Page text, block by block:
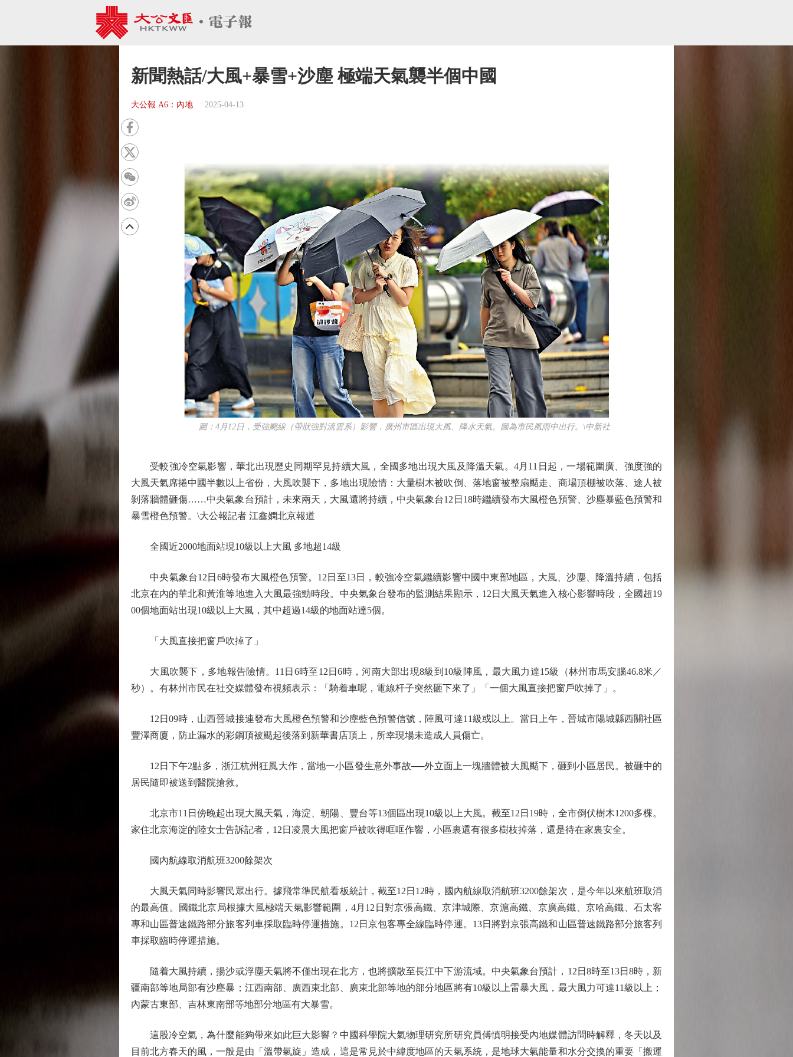
新聞熱話/大風+暴雪+沙塵 極端天氣襲半個中國
大公報 A6：內地 2025-04-13
圖：4月12日，受強颮線（帶狀強對流雲系）影響，廣州市區出現大風、降水天氣。圖為市民風雨中出行。\中新社
受較強冷空氣影響，華北出現歷史同期罕見持續大風，全國多地出現大風及降溫天氣。4月11日起，一場範圍廣、強度強的
大風天氣席捲中國半數以上省份，大風吹襲下，多地出現險情：大量樹木被吹倒、落地窗被整扇颳走、商場頂棚被吹落、途人被
剝落牆體砸傷……中央氣象台預計，未來兩天，大風還將持續，中央氣象台12日18時繼續發布大風橙色預警、沙塵暴藍色預警和
暴雪橙色預警。\大公報記者 江鑫嫻北京報道
全國近2000地面站現10級以上大風 多地超14級
中央氣象台12日6時發布大風橙色預警。12日至13日，較強冷空氣繼續影響中國中東部地區，大風、沙塵、降溫持續，包括
北京在內的華北和黃淮等地進入大風最強勁時段。中央氣象台發布的監測結果顯示，12日大風天氣進入核心影響時段，全國超19
00個地面站出現10級以上大風，其中超過14級的地面站達5個。
「大風直接把窗戶吹掉了」
大風吹襲下，多地報告險情。11日6時至12日6時，河南大部出現8級到10級陣風，最大風力達15級（林州市馬安腦46.8米／
秒）。有林州市民在社交媒體發布視頻表示：「騎着車呢，電線杆子突然砸下來了」「一個大風直接把窗戶吹掉了」。
12日09時，山西晉城接連發布大風橙色預警和沙塵藍色預警信號，陣風可達11級或以上。當日上午，晉城市陽城縣西關社區
豐澤商廈，防止漏水的彩鋼頂被颳起後落到新華書店頂上，所幸現場未造成人員傷亡。
12日下午2點多，浙江杭州狂風大作，當地一小區發生意外事故──外立面上一塊牆體被大風颳下，砸到小區居民。被砸中的
居民隨即被送到醫院搶救。
北京市11日傍晚起出現大風天氣，海淀、朝陽、豐台等13個區出現10級以上大風。截至12日19時，全市倒伏樹木1200多棵。
家住北京海淀的陸女士告訴記者，12日凌晨大風把窗戶被吹得哐哐作響，小區裏還有很多樹枝掉落，還是待在家裏安全。
國內航線取消航班3200餘架次
大風天氣同時影響民眾出行。據飛常準民航看板統計，截至12日12時，國內航線取消航班3200餘架次，是今年以來航班取消
的最高值。國鐵北京局根據大風極端天氣影響範圍，4月12日對京張高鐵、京津城際、京滬高鐵、京廣高鐵、京哈高鐵、石太客
專和山區普速鐵路部分旅客列車採取臨時停運措施。12日京包客專全線臨時停運。13日將對京張高鐵和山區普速鐵路部分旅客列
車採取臨時停運措施。
隨着大風持續，揚沙或浮塵天氣將不僅出現在北方，也將擴散至長江中下游流域。中央氣象台預計，12日8時至13日8時，新
疆南部等地局部有沙塵暴；江西南部、廣西東北部、廣東北部等地的部分地區將有10級以上雷暴大風，最大風力可達11級以上；
內蒙古東部、吉林東南部等地部分地區有大暴雪。
這股冷空氣，為什麼能夠帶來如此巨大影響？中國科學院大氣物理研究所研究員傅慎明接受內地媒體訪問時解釋，冬天以及
目前北方春天的風，一般是由「溫帶氣旋」造成，這是常見於中緯度地區的天氣系統，是地球大氣能量和水分交換的重要「搬運